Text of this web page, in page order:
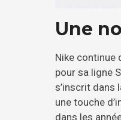
Une
Nike continue
pour sa ligne
s’inscrit dans
une touche
dans les